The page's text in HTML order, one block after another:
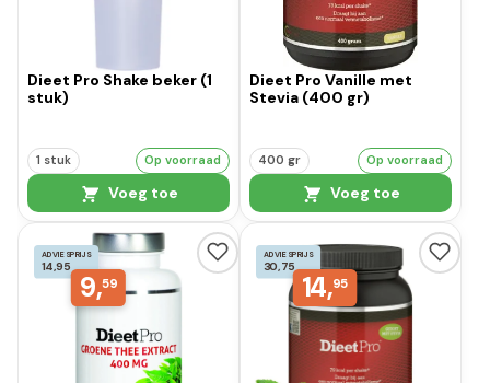
Dieet Pro Shake beker (1
stuk)
1 stuk Op voorraad
Voeg toe
Dieet Pro Vanille met
Stevia (400 gr)
400 gr Op voorraad
Voeg toe
ADVIESPRIJS
14,95
9,59
ADVIESPRIJS
30,75
14,95